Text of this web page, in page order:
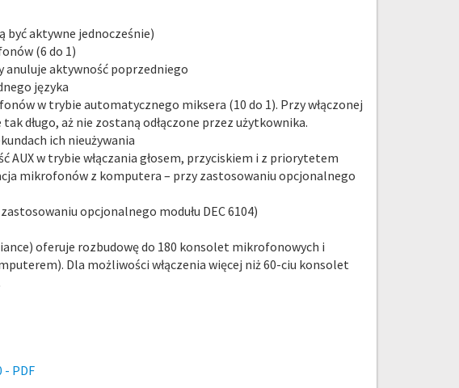
być aktywne jednocześnie)
(6 do 1)
aktywność poprzedniego
języka
w trybie automatycznego miksera (10 do 1). Przy włączonej
długo, aż nie zostaną odłączone przez użytkownika.
ich nieużywania
AUX w trybie włączania głosem, przyciskiem i z priorytetem
mikrofonów z komputera – przy zastosowaniu opcjonalnego
opcjonalnego modułu DEC 6104)
oferuje rozbudowę do 180 konsolet mikrofonowych i
Dla możliwości włączenia więcej niż 60-ciu konsolet
- PDF